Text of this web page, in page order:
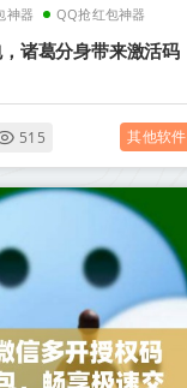
神器 QQ抢红包神器
诸葛分身带来激活码
515 其他软件